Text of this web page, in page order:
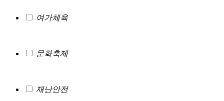
여가체육
문화축제
재난안전